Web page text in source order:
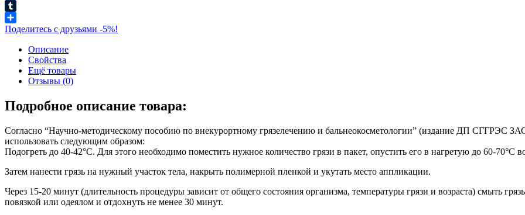
Skype
Tumblr
Поделитесь с друзьями -5%!
Описание
Свойства
Ещё товары
Отзывы (0)
Подробное описание товара:
Согласно “Научно-методическому пособию по внекурортному грязелечению и бальнеокосметологии” (издание ДП СГГРЭС
использовать следующим образом:
Подогреть до 40-42°С. Для этого необходимо поместить нужное количество грязи в пакет, опустить его в нагретую до 60-70°С
Затем нанести грязь на нужный участок тела, накрыть полимерной пленкой и укутать место аппликации.
Через 15-20 минут (длительность процедуры зависит от общего состояния организма, температуры грязи и возраста) смыть
повязкой или одеялом и отдохнуть не менее 30 минут.